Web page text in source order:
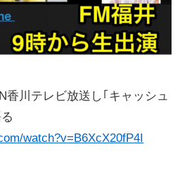
香川テレビ放送し｢キャッシュ
watch?v=B6XcX20fP4I